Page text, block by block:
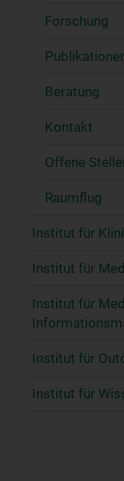
Forschung
Beratung
Kontakt
Offene
Raumflug
Institut für
Institut für
Institut für
Institut für
Institut für